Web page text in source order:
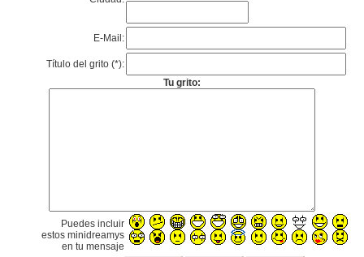
E-Mail:
Título del grito (*):
Tu grito:
Puedes incluir
estos minidreamys
en tu mensaje